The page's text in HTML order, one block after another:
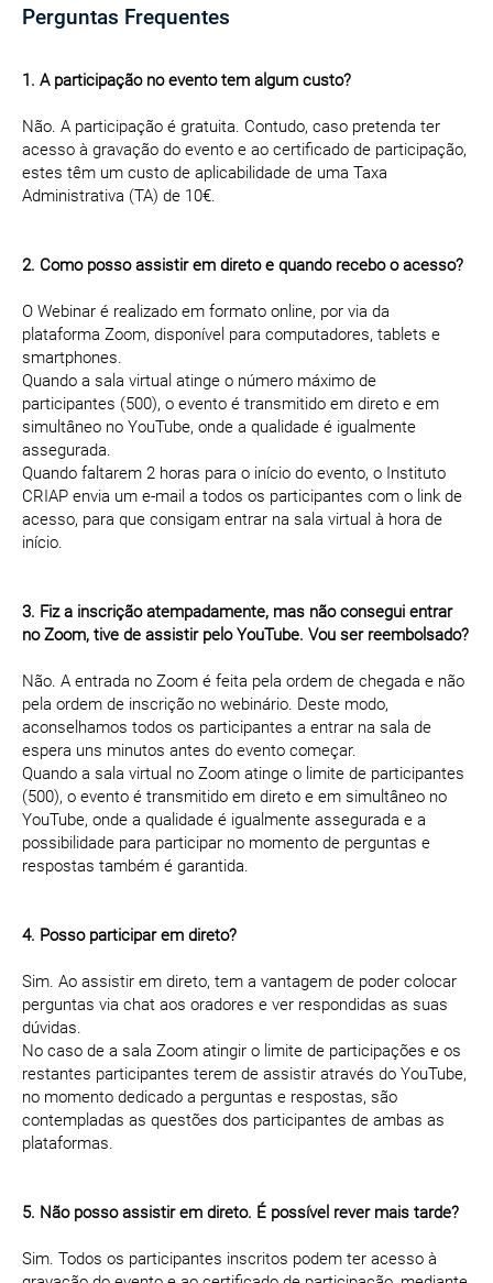
Perguntas Frequentes
1. A participação no evento tem algum custo?
Não. A participação é gratuita. Contudo, caso pretenda ter
acesso à gravação do evento e ao certificado de participação,
estes têm um custo de aplicabilidade de uma Taxa
Administrativa (TA) de 10€.
2. Como posso assistir em direto e quando recebo o acesso?
O Webinar é realizado em formato online, por via da
plataforma Zoom, disponível para computadores, tablets e
smartphones.
Quando a sala virtual atinge o número máximo de
participantes (500), o evento é transmitido em direto e em
simultâneo no YouTube, onde a qualidade é igualmente
assegurada.
Quando faltarem 2 horas para o início do evento, o Instituto
CRIAP envia um e-mail a todos os participantes com o link de
acesso, para que consigam entrar na sala virtual à hora de
início.
3. Fiz a inscrição atempadamente, mas não consegui entrar
no Zoom, tive de assistir pelo YouTube. Vou ser reembolsado?
Não. A entrada no Zoom é feita pela ordem de chegada e não
pela ordem de inscrição no webinário. Deste modo,
aconselhamos todos os participantes a entrar na sala de
espera uns minutos antes do evento começar.
Quando a sala virtual no Zoom atinge o limite de participantes
(500), o evento é transmitido em direto e em simultâneo no
YouTube, onde a qualidade é igualmente assegurada e a
possibilidade para participar no momento de perguntas e
respostas também é garantida.
4. Posso participar em direto?
Sim. Ao assistir em direto, tem a vantagem de poder colocar
perguntas via chat aos oradores e ver respondidas as suas
dúvidas.
No caso de a sala Zoom atingir o limite de participações e os
restantes participantes terem de assistir através do YouTube,
no momento dedicado a perguntas e respostas, são
contempladas as questões dos participantes de ambas as
plataformas.
5. Não posso assistir em direto. É possível rever mais tarde?
Sim. Todos os participantes inscritos podem ter acesso à